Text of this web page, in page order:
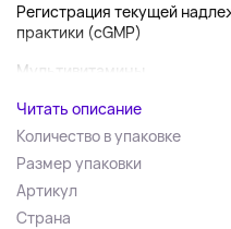
Регистрация текущей
практики (cGMP)
Мультивитамины...
Читать описание
Количество в упаковке
Размер упаковки
Артикул
Страна